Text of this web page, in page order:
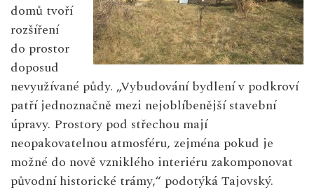
domů tvoří
rozšíření
do prostor
doposud
nevyužívané půdy. „Vybudování bydlení v podkroví
patří jednoznačně mezi nejoblíbenější stavební
úpravy. Prostory pod střechou mají
neopakovatelnou atmosféru, zejména pokud je
možné do nově vzniklého interiéru zakomponovat
původní historické trámy,“ podotýká Tajovský.